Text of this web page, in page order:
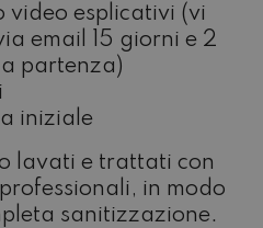
video esplicativi (vi
email 15 giorni e 2
partenza)
iniziale
lavati e trattati con
in modo
sanitizzazione.